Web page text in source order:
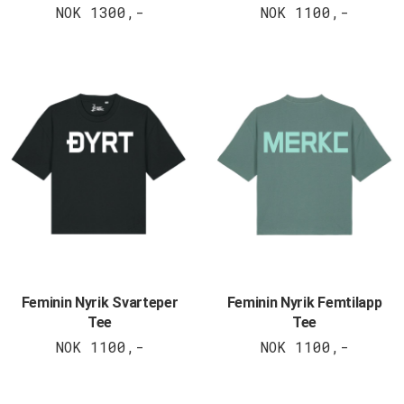
NOK 1300,- NOK 1100,-
Feminin Nyrik Svarteper
Tee
NOK 1100,-
Feminin Nyrik Femtilapp
Tee
NOK 1100,-